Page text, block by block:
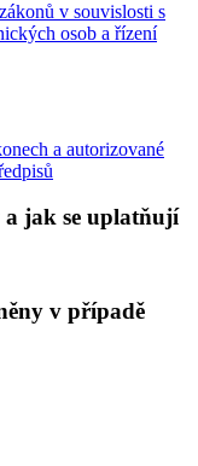
v souvislosti s
osob a řízení
a autorizované
a jak se uplatňují
v případě